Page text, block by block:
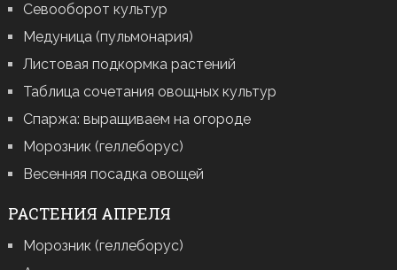
Севооборот культур
Медуница (пульмонария)
Листовая подкормка растений
Таблица сочетания овощных культур
Спаржа: выращиваем на огороде
Морозник (геллеборус)
Весенняя посадка овощей
РАСТЕНИЯ АПРЕЛЯ
Морозник (геллеборус)